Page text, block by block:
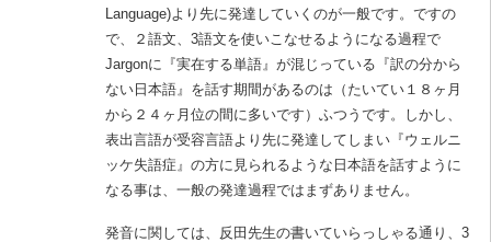
Language)より先に発達していくのが一般です。ですの
で、２語文、3語文を使いこなせるようになる過程で
Jargonに『実在する単語』が混じっている『訳の分から
ない日本語』を話す期間があるのは（たいてい１８ヶ月
から２４ヶ月位の間に多いです）ふつうです。しかし、
表出言語が受容言語より先に発達してしまい『ウェルニ
ッケ失語症』の方に見られるような日本語を話すように
なる事は、一般の発達過程ではまずありません。
発音に関しては、反田先生の書いていらっしゃる通り、3